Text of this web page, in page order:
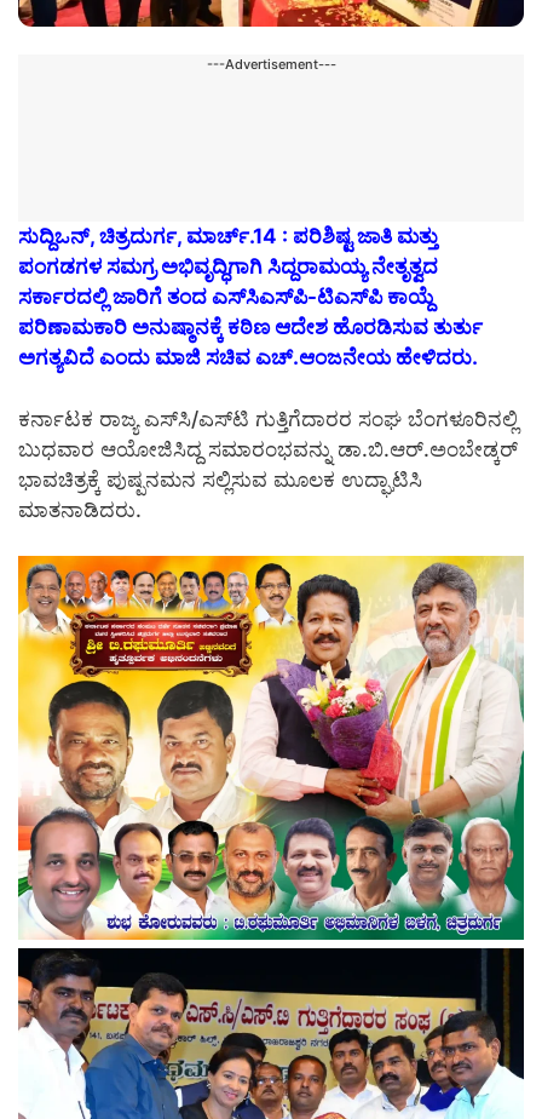
---Advertisement---
ಸುದ್ದಿಒನ್, ಚಿತ್ರದುರ್ಗ, ಮಾರ್ಚ್.14 : ಪರಿಶಿಷ್ಟ ಜಾತಿ ಮತ್ತು
ಪಂಗಡಗಳ ಸಮಗ್ರ ಅಭಿವೃದ್ಧಿಗಾಗಿ ಸಿದ್ದರಾಮಯ್ಯ ನೇತೃತ್ವದ
ಸರ್ಕಾರದಲ್ಲಿ ಜಾರಿಗೆ ತಂದ ಎಸ್‌ಸಿಎಸ್‌ಪಿ-ಟಿಎಸ್‌ಪಿ ಕಾಯ್ದೆ
ಪರಿಣಾಮಕಾರಿ ಅನುಷ್ಠಾನಕ್ಕೆ ಕಠಿಣ ಆದೇಶ ಹೊರಡಿಸುವ ತುರ್ತು
ಅಗತ್ಯವಿದೆ ಎಂದು ಮಾಜಿ ಸಚಿವ ಎಚ್.ಆಂಜನೇಯ ಹೇಳಿದರು.
ಕರ್ನಾಟಕ ರಾಜ್ಯ ಎಸ್‌ಸಿ/ಎಸ್‌ಟಿ ಗುತ್ತಿಗೆದಾರರ ಸಂಘ ಬೆಂಗಳೂರಿನಲ್ಲಿ
ಬುಧವಾರ ಆಯೋಜಿಸಿದ್ದ ಸಮಾರಂಭವನ್ನು ಡಾ.ಬಿ.ಆರ್.ಅಂಬೇಡ್ಕರ್
ಭಾವಚಿತ್ರಕ್ಕೆ ಪುಷ್ಪನಮನ ಸಲ್ಲಿಸುವ ಮೂಲಕ ಉದ್ಘಾಟಿಸಿ
ಮಾತನಾಡಿದರು.